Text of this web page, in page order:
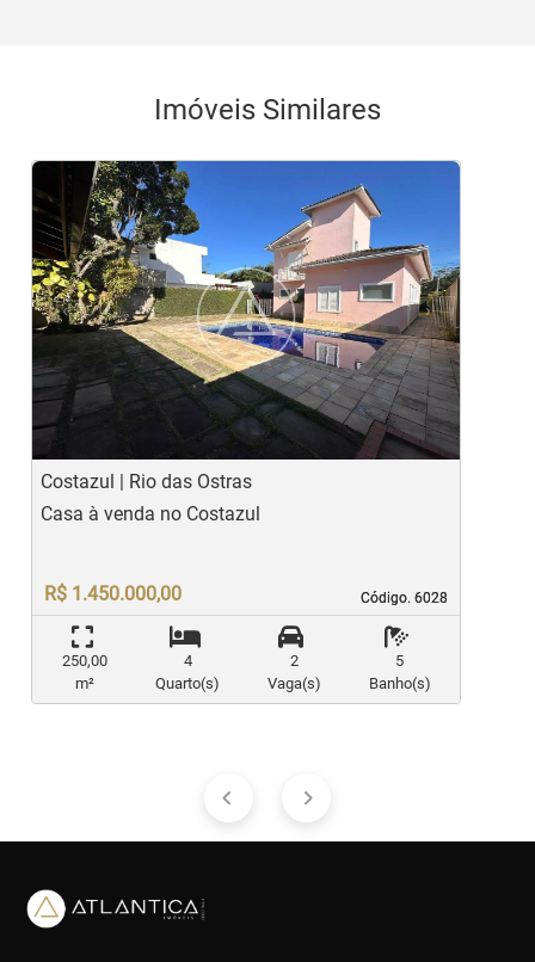
Imóveis Similares
< <<
‹
Previous
›
Next
Costazul | Rio das Ostras
Código. 6028
Código. 6028
Casa à venda no Costazul
R$ 1.450.000,00
250,00
m²
4
Quarto(s)
2
Vaga(s)
5
Banho(s)